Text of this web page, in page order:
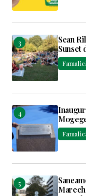
Sean
Sunset